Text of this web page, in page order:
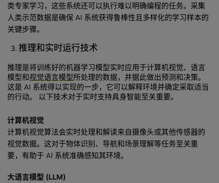
类专家学习，这些系统还可以执行难以明确编程的任务。采集
人类示范数据是确保 AI 系统获得鲁棒性且多样化的学习样本的
关键步骤。
推理和实时运行技术
推理是将训练好的机器学习模型实时应用于计算机视觉、语言
模型和视觉语言模型所处理的数据，并据此做出预测和决策。
这是 AI 系统得以实现的一步，它可以解释环境并确定采取适当
的行动。 以下技术对于实时支持具身智能至关重要。
计算机视觉
计算机视觉算法会实时处理和解读来自摄像头或其他传感器的
视觉数据。这对于物体识别、导航和场景理解等任务至关重
要，有助于 AI 系统准确感知其环境。
大语言模型 (LLM)